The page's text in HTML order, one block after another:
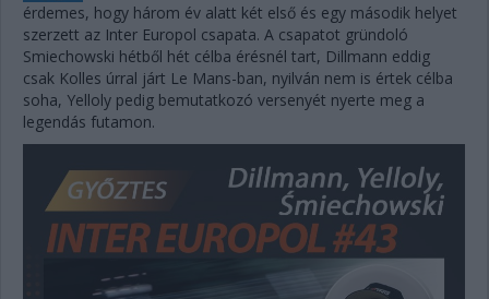
érdemes, hogy három év alatt két első és egy második helyet
szerzett az Inter Europol csapata. A csapatot gründoló
Smiechowski hétből hét célba érésnél tart, Dillmann eddig
csak Kolles úrral járt Le Mans-ban, nyilván nem is értek célba
soha, Yelloly pedig bemutatkozó versenyét nyerte meg a
legendás futamon.